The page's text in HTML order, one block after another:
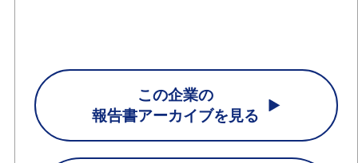
この企業の
報告書アーカイブを見る